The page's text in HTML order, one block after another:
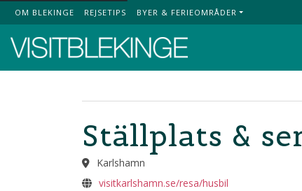
Top Menu
OM BLEKINGE REJSETIPS BYER & FERIEOMRÅDER
Ställplats &
Karlshamn
visitkarlshamn.se/resa/husbil